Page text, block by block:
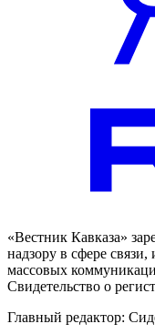
«Вестник Кавказа»
надзору в сфере
массовых
Свидетельство о
Главный редактор: